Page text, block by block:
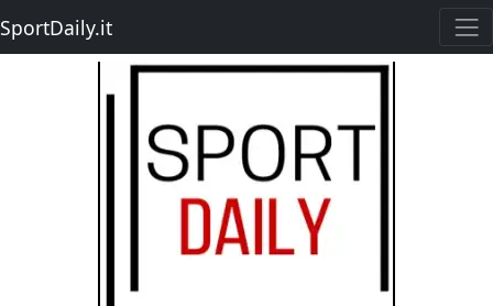
SportDaily.it